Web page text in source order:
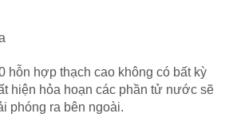
hỗn hợp thạch cao không có bất kỳ
hiện hỏa hoạn các phần tử nước sẽ
phóng ra bên ngoài.